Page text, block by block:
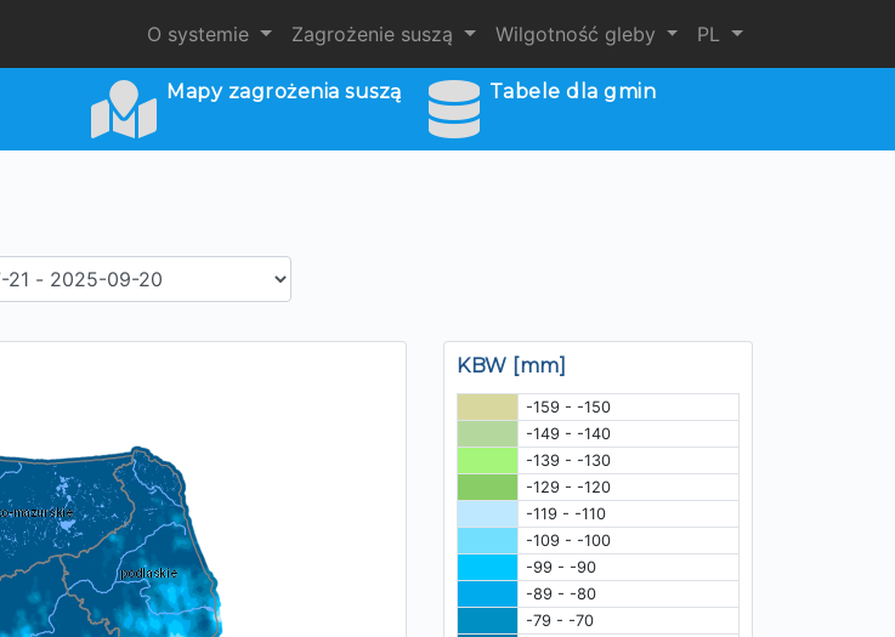
O systemie Zagrożenie suszą Wilgotność gleby PL
Mapy zagrożenia suszą Tabele dla gmin
KBW [mm]
-159 - -150
-149 - -140
-139 - -130
-129 - -120
-119 - -110
-109 - -100
-99 - -90
-89 - -80
-79 - -70